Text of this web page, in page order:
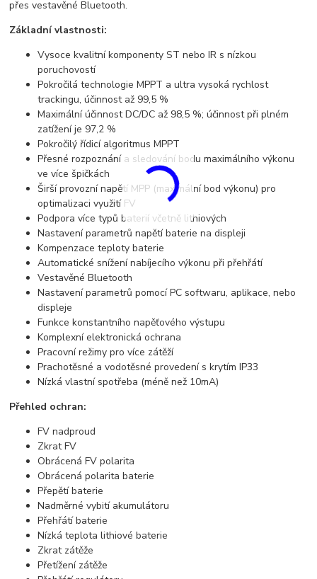
přes vestavěné Bluetooth.
Základní vlastnosti:
Vysoce kvalitní komponenty ST nebo IR s nízkou
poruchovostí
Pokročilá technologie MPPT a ultra vysoká rychlost
trackingu, účinnost až 99,5 %
Maximální účinnost DC/DC až 98,5 %; účinnost při plném
zatížení je 97,2 %
Pokročilý řídicí algoritmus MPPT
Přesné rozpoznání a sledování bodu maximálního výkonu
ve více špičkách
Širší provozní napětí MPP (maximální bod výkonu) pro
optimalizaci využití FV
Podpora více typů baterií včetně lithiových
Nastavení parametrů napětí baterie na displeji
Kompenzace teploty baterie
Automatické snížení nabíjecího výkonu při přehřátí
Vestavěné Bluetooth
Nastavení parametrů pomocí PC softwaru, aplikace, nebo
displeje
Funkce konstantního napěťového výstupu
Komplexní elektronická ochrana
Pracovní režimy pro více zátěží
Prachotěsné a vodotěsné provedení s krytím IP33
Nízká vlastní spotřeba (méně než 10mA)
Přehled ochran:
FV nadproud
Zkrat FV
Obrácená FV polarita
Obrácená polarita baterie
Přepětí baterie
Nadměrné vybití akumulátoru
Přehřátí baterie
Nízká teplota lithiové baterie
Zkrat zátěže
Přetížení zátěže